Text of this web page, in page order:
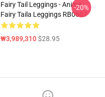
Fairy Tail Leggings - Anime
Fairy Taila Leggings RB0607
₩3,989,310$28.95
-20%